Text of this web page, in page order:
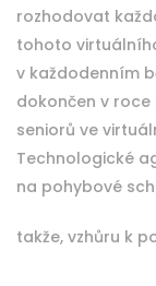
rozhodovat
tohoto
v každodenním
dokončen v roce
seniorů ve
Technologické
na pohybové
takže, vzhůru k